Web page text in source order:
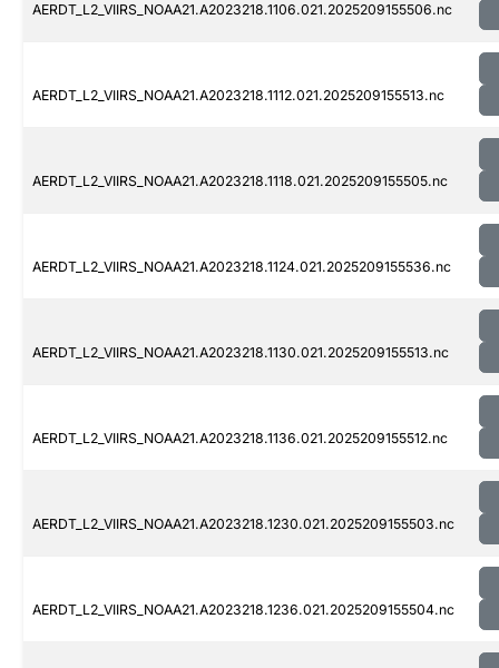
AERDT_L2_VIIRS_NOAA21.A2023218.1106.021.2025209155506.nc
AERDT_L2_VIIRS_NOAA21.A2023218.1112.021.2025209155513.nc
AERDT_L2_VIIRS_NOAA21.A2023218.1118.021.2025209155505.nc
AERDT_L2_VIIRS_NOAA21.A2023218.1124.021.2025209155536.nc
AERDT_L2_VIIRS_NOAA21.A2023218.1130.021.2025209155513.nc
AERDT_L2_VIIRS_NOAA21.A2023218.1136.021.2025209155512.nc
AERDT_L2_VIIRS_NOAA21.A2023218.1230.021.2025209155503.nc
AERDT_L2_VIIRS_NOAA21.A2023218.1236.021.2025209155504.nc